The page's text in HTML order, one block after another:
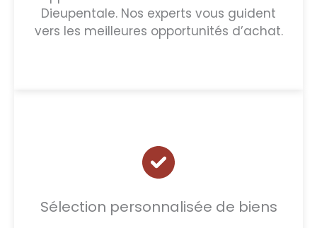
Dieupentale. Nos experts vous guident
vers les meilleures opportunités d’achat.
Sélection personnalisée de biens